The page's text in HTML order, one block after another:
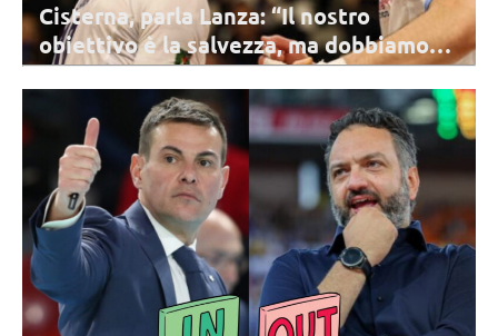
Cisterna, parla Lanza: “Il nostro
obiettivo è la salvezza, ma dobbiamo
mirare ad altro”
schiacciatore presenta la prossima SuperLega e le ambizioni di
Cisterna.